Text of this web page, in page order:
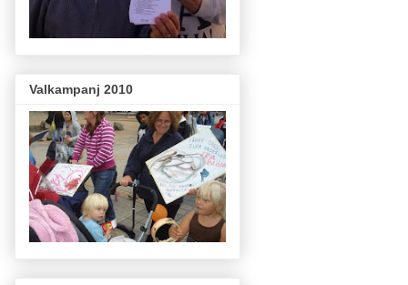
Valkampanj 2010